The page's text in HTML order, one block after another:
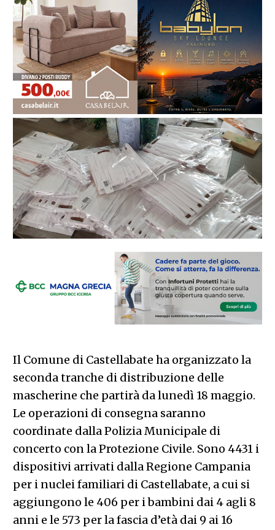
Il Comune di Castellabate ha organizzato la
seconda tranche di distribuzione delle
mascherine che partirà da lunedì 18 maggio.
Le operazioni di consegna saranno
coordinate dalla Polizia Municipale di
concerto con la Protezione Civile. Sono 4431 i
dispositivi arrivati dalla Regione Campania
per i nuclei familiari di Castellabate, a cui si
aggiungono le 406 per i bambini dai 4 agli 8
anni e le 573 per la fascia d’età dai 9 ai 16